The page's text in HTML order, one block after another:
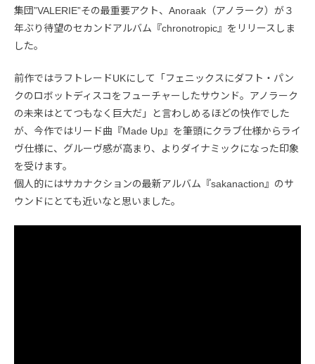
集団”VALERIE”その最重要アクト、Anoraak（アノラーク）が３
年ぶり待望のセカンドアルバム『chronotropic』をリリースしま
した。
前作ではラフトレードUKにして「フェニックスにダフト・パン
クのロボットディスコをフューチャーしたサウンド。アノラーク
の未来はとてつもなく巨大だ」と言わしめるほどの快作でした
が、今作ではリード曲『Made Up』を筆頭にクラブ仕様からライ
ヴ仕様に、グルーヴ感が高まり、よりダイナミックになった印象
を受けます。
個人的にはサカナクションの最新アルバム『sakanaction』のサ
ウンドにとても近いなと思いました。